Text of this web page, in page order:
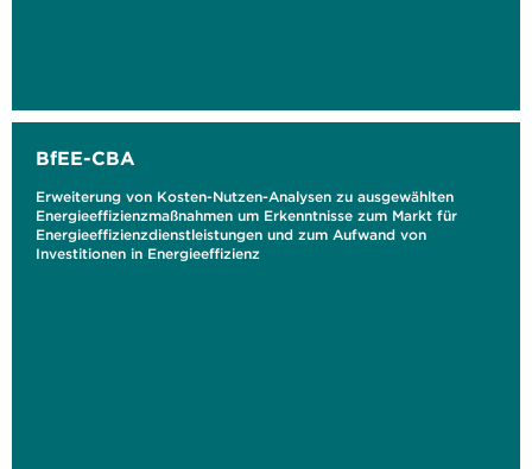
BfEE-CBA
Erweiterung von Kosten-Nutzen-Analysen zu ausgewählten
Energieeffizienzmaßnahmen um Erkenntnisse zum Markt für
Energieeffizienzdienstleistungen und zum Aufwand von
Investitionen in Energieeffizienz